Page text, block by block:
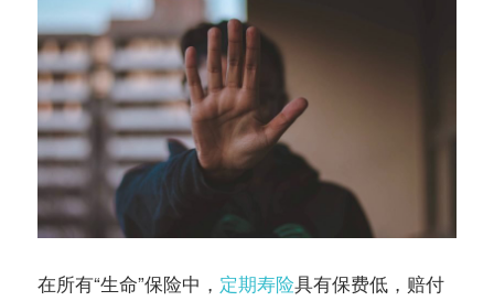
在所有“生命”保险中， 定期寿险具有保费低，赔付